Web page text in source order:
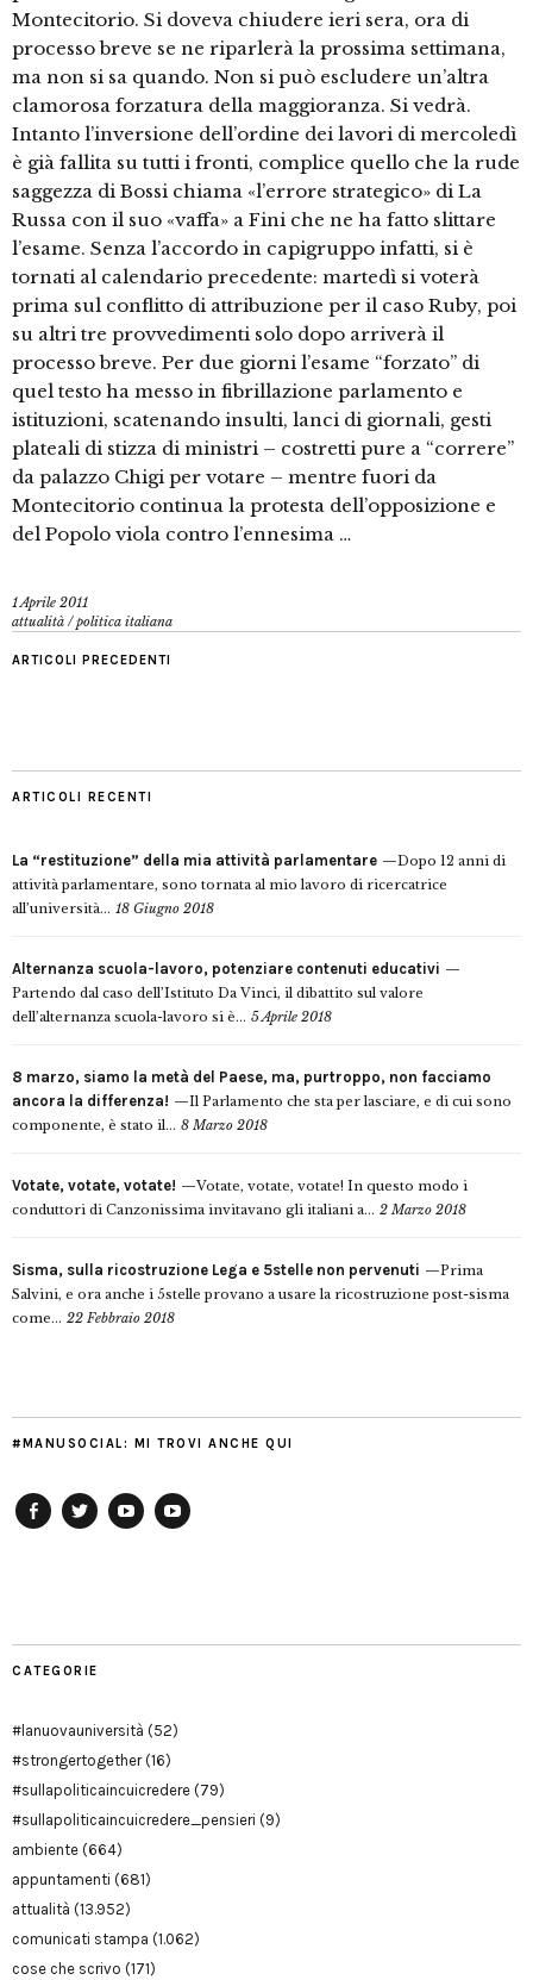
Montecitorio. Si doveva chiudere ieri sera, ora di
processo breve se ne riparlerà la prossima settimana,
ma non si sa quando. Non si può escludere un’altra
clamorosa forzatura della maggioranza. Si vedrà.
Intanto l’inversione dell’ordine dei lavori di mercoledì
è già fallita su tutti i fronti, complice quello che la rude
saggezza di Bossi chiama «l’errore strategico» di La
Russa con il suo «vaffa» a Fini che ne ha fatto slittare
l’esame. Senza l’accordo in capigruppo infatti, si è
tornati al calendario precedente: martedì si voterà
prima sul conflitto di attribuzione per il caso Ruby, poi
su altri tre provvedimenti solo dopo arriverà il
processo breve. Per due giorni l’esame “forzato” di
quel testo ha messo in fibrillazione parlamento e
istituzioni, scatenando insulti, lanci di giornali, gesti
plateali di stizza di ministri – costretti pure a “correre”
da palazzo Chigi per votare – mentre fuori da
Montecitorio continua la protesta dell’opposizione e
del Popolo viola contro l’ennesima …
1 Aprile 2011
attualità /politica italiana
ARTICOLI PRECEDENTI
ARTICOLI RECENTI
La “restituzione” della mia attività parlamentare
Dopo 12 anni di
attività parlamentare, sono tornata al mio lavoro di ricercatrice
all’università... 18 Giugno 2018
Alternanza scuola-lavoro, potenziare contenuti educativi
Partendo dal caso dell’Istituto Da Vinci, il dibattito sul valore
dell’alternanza scuola-lavoro si è... 5 Aprile 2018
8 marzo, siamo la metà del Paese, ma, purtroppo, non facciamo
ancora la differenza!
Il Parlamento che sta per lasciare, e di cui sono
componente, è stato il... 8 Marzo 2018
Votate, votate, votate!
Votate, votate, votate! In questo modo i
conduttori di Canzonissima invitavano gli italiani a... 2 Marzo 2018
Sisma, sulla ricostruzione Lega e 5stelle non pervenuti
Prima
Salvini, e ora anche i 5stelle provano a usare la ricostruzione post-sisma
come... 22 Febbraio 2018
#MANUSOCIAL: MI TROVI ANCHE QUI
CATEGORIE
#lanuovauniversità (52)
#strongertogether(16)
#sullapoliticaincuicredere (79)
#sullapoliticaincuicredere_pensieri (9)
ambiente (664)
appuntamenti (681)
attualità (13.952)
comunicati stampa (1.062)
cose che scrivo (171)